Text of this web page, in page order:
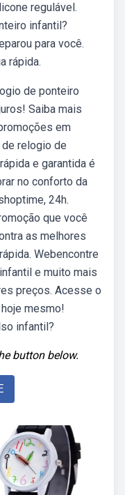
regulável.
infantil?
para você.
rápida.
de ponteiro
Saiba mais
em
relogio de
e garantida é
no conforto da
24h.
que você
as melhores
Webencontre
e muito mais
preços. Acesse o
mesmo!
infantil?
button below.